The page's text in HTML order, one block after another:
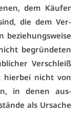
dem Käu­fer
die dem Ver­
be­zie­hungs­wei­se
be­grün­de­ten
Ver­schleiß
hier­bei nicht von
in de­nen aus­
als Ur­sa­che